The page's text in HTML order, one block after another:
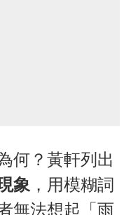
何？黃軒列出
象 ，用模糊詞
無法想起「雨